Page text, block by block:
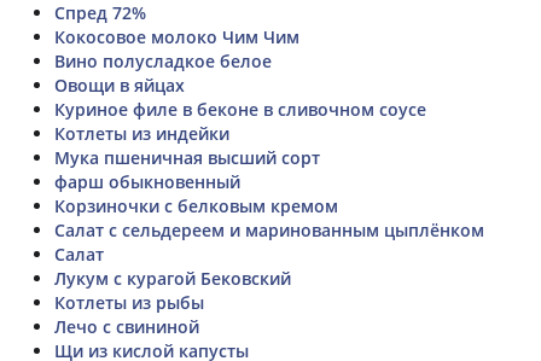
Спред 72%
Кокосовое молоко Чим Чим
Вино полусладкое белое
Овощи в яйцах
Куриное филе в беконе в сливочном соусе
Котлеты из индейки
Мука пшеничная высший сорт
фарш обыкновенный
Корзиночки с белковым кремом
Салат с сельдереем и маринованным цыплёнком
Салат
Лукум с курагой Бековский
Котлеты из рыбы
Лечо с свининой
Щи из кислой капусты